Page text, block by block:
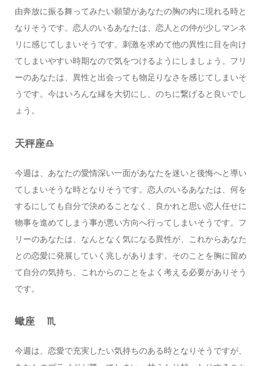
由奔放に振る舞ってみたい願望があなたの胸の内に現れる時と
なりそうです。恋人のいるあなたは、恋人との仲が少しマンネ
リに感じてしまいそうです。刺激を求めて他の異性に目を向け
てしまいやすい時期なので気をつけるようにしましょう。フリ
ーのあなたは、異性と出会っても物足りなさを感じてしまいそ
うです。今はいろんな縁を大切にし、のちに繋げると良いでし
ょう。
天秤座♎️
今週は、あなたの愛情深い一面があなたを迷いと後悔へと導い
てしまいそうな時となりそうです。恋人のいるあなたは、何を
するにしても自分で決めることなく、良かれと思い恋人任せに
物事を進めてしまう事が悪い方向へ行ってしまいそうです。フ
リーのあなたは、なんとなく気になる異性が、これからあなた
との恋愛に発展していく兆しがあります。そのことを胸に留め
て自分の気持ち、これからのことをよく考える必要がありそう
です。
蠍座 ♏️
今週は、恋愛で充実したい気持ちのある時となりそうですが、